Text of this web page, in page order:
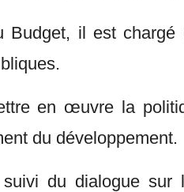
Budget, il est
en œuvre la
du développement.
du dialogue